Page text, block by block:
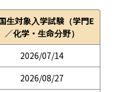
生対象入学試験（学門E
／化学・生命分野）
2026/07/14
2026/08/27